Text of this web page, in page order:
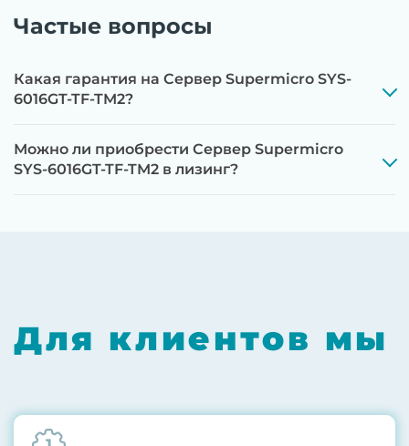
Этап 2:Обновление прошивок BIOS, RAID-
контроллеров, iLO/iDRAC и сетевых
Частые вопросы
Какая гарантия на Сервер Supermicro SYS-
6016GT-TF-TM2?
Можно ли приобрести Сервер Supermicro
SYS-6016GT-TF-TM2 в лизинг?
Для клиентов мы